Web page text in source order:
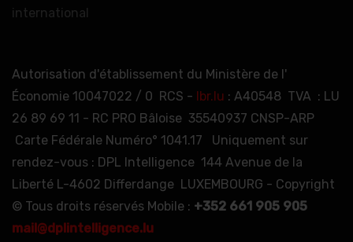
international
Autorisation d'établissement du Ministère de l'
Économie 10047022 / 0 RCS - lbr.lu : A40548 TVA : LU
26 89 69 11 - RC PRO Bâloise 35540937 CNSP-ARP
Carte Fédérale Numéro° 1041.17 Uniquement sur
rendez-vous : DPL Intelligence 144 Avenue de la
Liberté L-4602 Differdange LUXEMBOURG - Copyright
© Tous droits réservés Mobile : +352 661 905 905
mail@dplintelligence.lu